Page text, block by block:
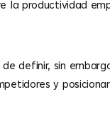
la productividad
definir, sin
y